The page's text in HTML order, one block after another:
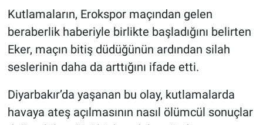
Kutlamaların, Erokspor maçından gelen
beraberlik haberiyle birlikte başladığını belirten
Eker, maçın bitiş düdüğünün ardından silah
seslerinin daha da arttığını ifade etti.
Diyarbakır’da yaşanan bu olay, kutlamalarda
havaya ateş açılmasının nasıl ölümcül sonuçlar